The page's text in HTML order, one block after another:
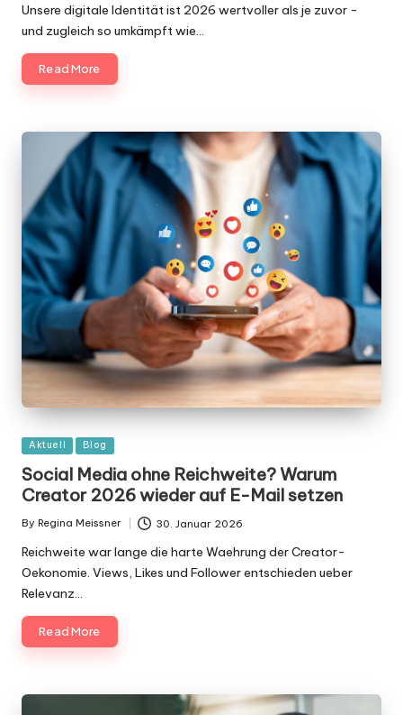
Unsere digitale Identität ist 2026 wertvoller als je zuvor -
und zugleich so umkämpft wie…
Read More
Posted
Aktuell Blog
Social Media ohne Reichweite? Warum
Creator 2026 wieder auf E-Mail setzen
Posted
By Regina Meissner 30. Januar 2026
Reichweite war lange die harte Waehrung der Creator-
Oekonomie. Views, Likes und Follower entschieden ueber
Relevanz…
Read More